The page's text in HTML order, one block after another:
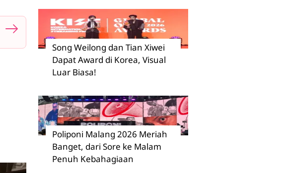
Song Weilong dan Tian Xiwei
Dapat Award di Korea, Visual
Luar Biasa!
Poliponi Malang 2026 Meriah
Banget, dari Sore ke Malam
Penuh Kebahagiaan